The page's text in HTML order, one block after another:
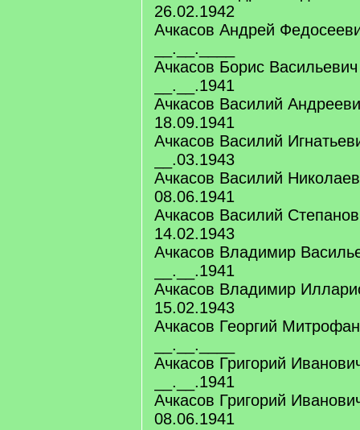
26.02.1942
Ачкасов Андрей
__.__.____
Ачкасов Борис
__.__.1941
Ачкасов Василий
18.09.1941
Ачкасов Василий
__.03.1943
Ачкасов Василий
08.06.1941
Ачкасов Василий
14.02.1943
Ачкасов Владимир
__.__.1941
Ачкасов Владимир
15.02.1943
Ачкасов Георгий
__.__.____
Ачкасов Григорий
__.__.1941
Ачкасов Григорий
08.06.1941